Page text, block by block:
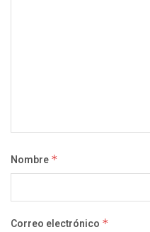
Nombre *
Correo electrónico *